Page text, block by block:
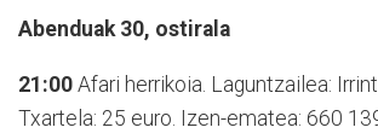
Abenduak 30, ostirala
21:00 Afari herrikoia. Laguntzailea:
Txartela: 25 euro. Izen-ematea: 660